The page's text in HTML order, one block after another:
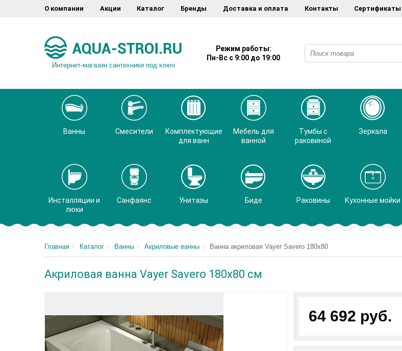
О компании Акции Каталог Бренды Доставка и оплата Контакты Сертификаты
Интернет-магазин сантехники под ключ
Режим работы:
Пн-Вс с 9:00 до 19:00
Ванны Смесители
Комплектующие
для ванн
Мебель для
ванной
Тумбы с
раковиной
Зеркала
Инсталляции и
люки
Санфаянс Унитазы Биде Раковины Кухонные мойки
Главная Каталог Ванны Акриловые ванны Ванна акриловая Vayer Savero 180x80
Акриловая ванна Vayer Savero 180x80 см
64 692 руб.